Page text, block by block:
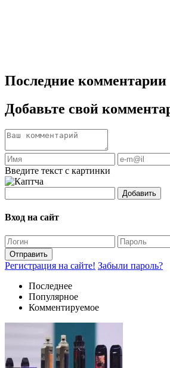
Последние комментарии
Добавьте свой
Введите текст с картинки
Добавить
Вход на сайт
Отправить
Регистрация на сайте! Забыли пароль?
Последнее
Популярное
Комментируемое